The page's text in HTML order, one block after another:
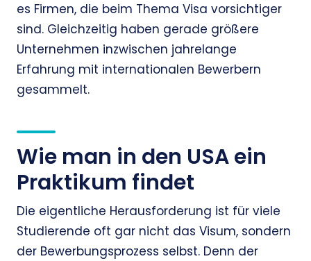
es Firmen, die beim Thema Visa vorsichtiger
sind. Gleichzeitig haben gerade größere
Unternehmen inzwischen jahrelange
Erfahrung mit internationalen Bewerbern
gesammelt.
Wie man in den USA ein
Praktikum findet
Die eigentliche Herausforderung ist für viele
Studierende oft gar nicht das Visum, sondern
der Bewerbungsprozess selbst. Denn der